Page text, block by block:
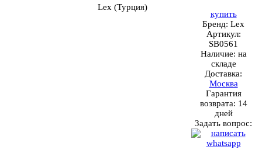
Lex (Турция)
купить
Бренд: Lex
Артикул:
SB0561
Наличие: на
складе
Доставка:
Москва
Гарантия
возврата: 14
дней
Задать вопрос: